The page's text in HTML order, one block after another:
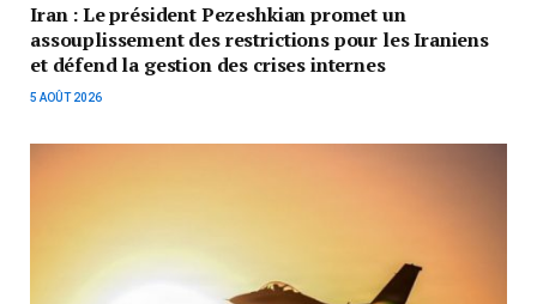
Iran : Le président Pezeshkian promet un
assouplissement des restrictions pour les Iraniens
et défend la gestion des crises internes
5 AOÛT 2026